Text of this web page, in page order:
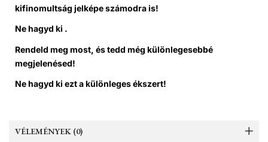
kifinomultság jelképe számodra is!
Ne hagyd ki .
Rendeld meg most, és tedd még különlegesebbé
megjelenésed!
Ne hagyd ki ezt a különleges ékszert!
VÉLEMÉNYEK (0)